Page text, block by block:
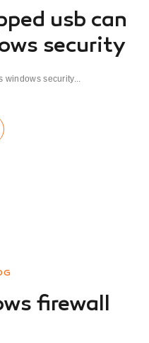
usb can
security
windows security...
firewall